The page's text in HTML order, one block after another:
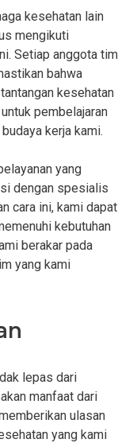
kesehatan lain
mengikuti
Setiap anggota tim
bahwa
kesehatan
pembelajaran
kerja kami.
yang
dengan spesialis
cara ini, kami dapat
kebutuhan
berakar pada
yang kami
lepas dari
manfaat dari
ulasan
yang kami